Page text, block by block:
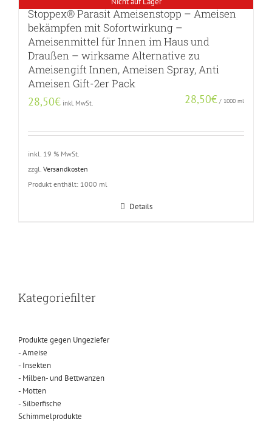
Stoppex® Parasit Ameisenstopp – Ameisen
bekämpfen mit Sofortwirkung –
Ameisenmittel für Innen im Haus und
Draußen – wirksame Alternative zu
Ameisengift Innen, Ameisen Spray, Anti
Ameisen Gift-2er Pack
28,50€ inkl. MwSt. 28,50€ / 1000 ml
inkl. 19 % MwSt.
zzgl. Versandkosten
Produkt enthält: 1000 ml
Details
Kategoriefilter
Produkte gegen Ungeziefer
- Ameise
- Insekten
- Milben- und Bettwanzen
- Motten
- Silberfische
Schimmelprodukte